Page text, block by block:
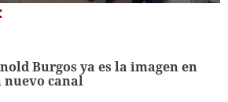
Burgos ya es la imagen en
nuevo canal